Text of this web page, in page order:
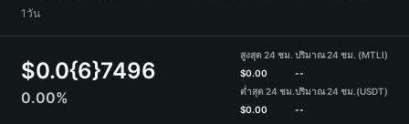
ภาษาไทย
हिन्दी
Español
Português (Brasil)
1วัน
$0.0{6}7496
0.00%
สูงสุด 24 ชม.
$0.00
ต่ำสุด 24 ชม.
$0.00
ปริมาณ 24 ชม. (MTLI)
--
ปริมาณ 24 ชม.(USDT)
--